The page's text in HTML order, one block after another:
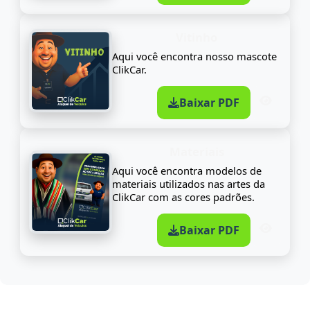
Aqui você encontra nosso mascote
ClikCar.
Baixar PDF
Aqui você encontra modelos de
materiais utilizados nas artes da
ClikCar com as cores padrões.
Baixar PDF